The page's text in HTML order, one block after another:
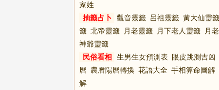
家姓
抽籤占卜
觀音靈籤 呂祖靈籤 黃大仙靈籤
籤 北帝靈籤 月老靈籤 月下老人靈籤 月
神爺靈籤
民俗看相
生男生女預測表 眼皮跳測吉凶
曆 農曆陽曆轉換 花語大全 手相算命圖解
解